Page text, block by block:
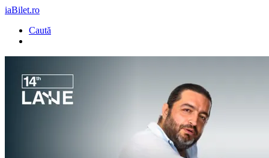
iaBilet.ro
Caută